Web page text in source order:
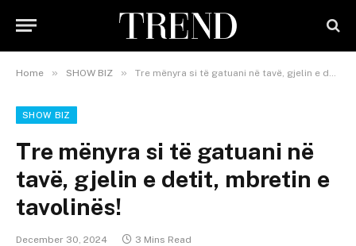
Home » SHOW BIZ » Tre mënyra si të gatuani në tavë, gjelin e detit, mbretin e tavolinës!
SHOW BIZ
Tre mënyra si të gatuani në
tavë, gjelin e detit, mbretin e
tavolinës!
December 30, 2024 3 Mins Read